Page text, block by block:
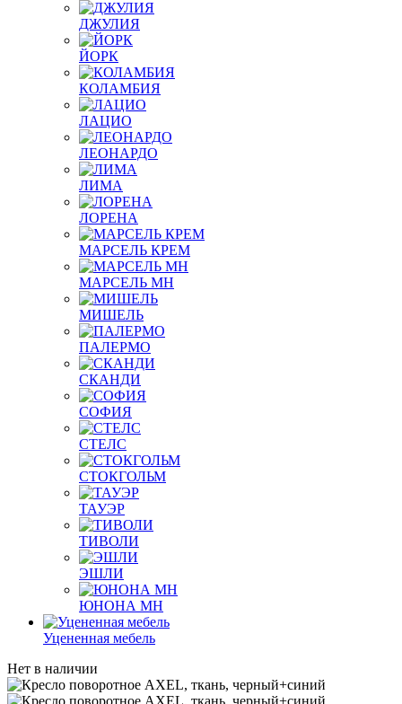
ДЖУЛИЯ
ЙОРК
КОЛАМБИЯ
ЛАЦИО
ЛЕОНАРДО
ЛИМА
ЛОРЕНА
МАРСЕЛЬ КРЕМ
МАРСЕЛЬ МН
МИШЕЛЬ
ПАЛЕРМО
СКАНДИ
СОФИЯ
СТЕЛС
СТОКГОЛЬМ
ТАУЭР
ТИВОЛИ
ЭШЛИ
ЮНОНА МН
Уцененная мебель
Нет в наличии